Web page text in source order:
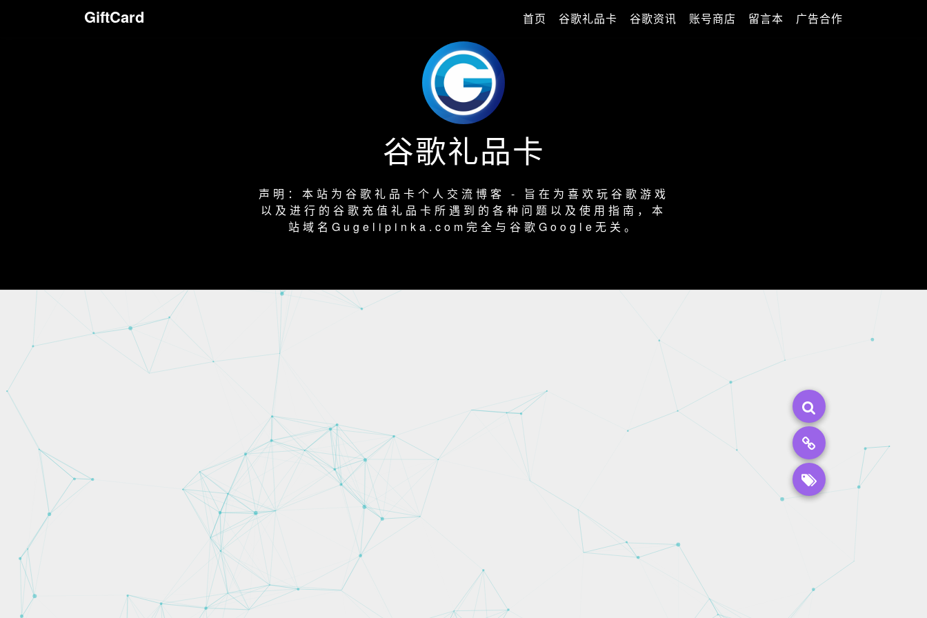
GiftCard 首页 谷歌礼品卡 谷歌资讯 账号商店 留言本 广告合作
谷歌礼品卡
声明：本站为谷歌礼品卡个人交流博客 - 旨在为喜欢玩谷歌游戏
以及进行的谷歌充值礼品卡所遇到的各种问题以及使用指南，本
站域名Gugelipinka.com完全与谷歌Google无关。